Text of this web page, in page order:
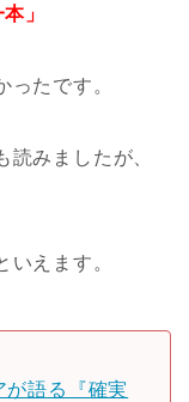
」
たです。
みましたが、
いえます。
語る『確実